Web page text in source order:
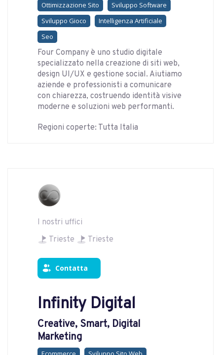
Ottimizzazione Sito
Sviluppo Software
Sviluppo Gioco
Intelligenza Artificiale
Seo
Four Company è uno studio digitale
specializzato nella creazione di siti web,
design UI/UX e gestione social. Aiutiamo
aziende e professionisti a comunicare
con chiarezza, costruendo identità visive
moderne e soluzioni web performanti.
Regioni coperte: Tutta Italia
I nostri uffici
Trieste
Trieste
Contatta
Infinity Digital
Creative, Smart, Digital
Marketing